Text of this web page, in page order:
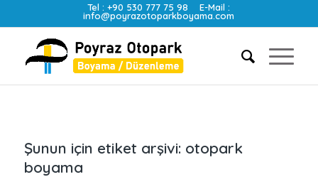
Tel :+90 530 777 75 98 E-Mail :
info@poyrazotoparkboyama.com
Şunun için etiket arşivi: otopark
boyama